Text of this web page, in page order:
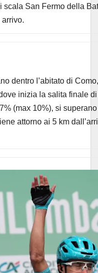
scala San Fermo della
dentro l’abitato di
inizia la salita finale
(max 10%), si
attorno ai 5 km